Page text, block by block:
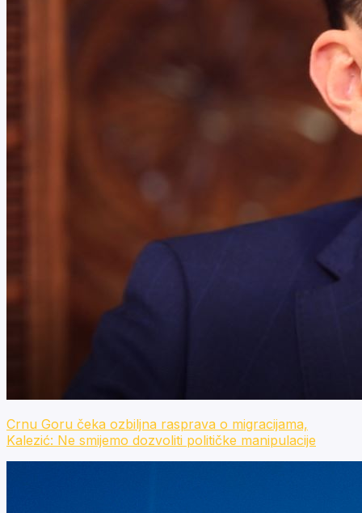
Crnu Goru čeka ozbiljna rasprava o migracijama,
Kalezić: Ne smijemo dozvoliti političke manipulacije